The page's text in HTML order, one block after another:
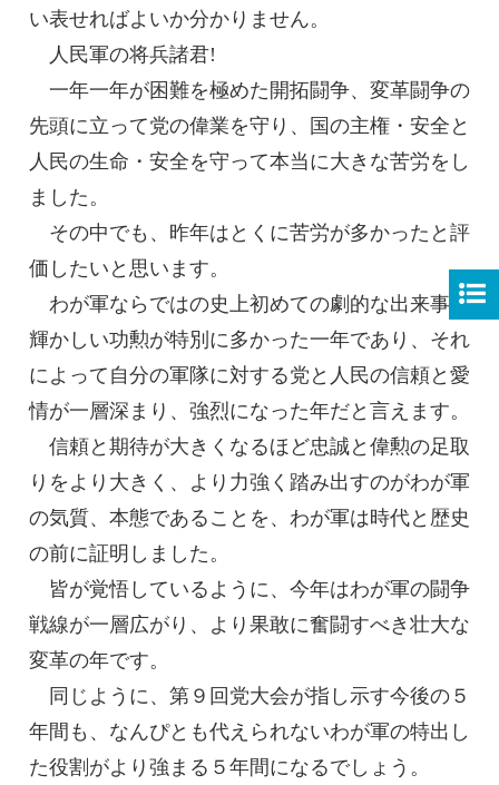
い表せればよいか分かりません。
人民軍の将兵諸君!
一年一年が困難を極めた開拓闘争、変革闘争の
先頭に立って党の偉業を守り、国の主権・安全と
人民の生命・安全を守って本当に大きな苦労をし
ました。
その中でも、昨年はとくに苦労が多かったと評
価したいと思います。
わが軍ならではの史上初めての劇的な出来事と
輝かしい功勲が特別に多かった一年であり、それ
によって自分の軍隊に対する党と人民の信頼と愛
情が一層深まり、強烈になった年だと言えます。
信頼と期待が大きくなるほど忠誠と偉勲の足取
りをより大きく、より力強く踏み出すのがわが軍
の気質、本態であることを、わが軍は時代と歴史
の前に証明しました。
皆が覚悟しているように、今年はわが軍の闘争
戦線が一層広がり、より果敢に奮闘すべき壮大な
変革の年です。
同じように、第９回党大会が指し示す今後の５
年間も、なんぴとも代えられないわが軍の特出し
た役割がより強まる５年間になるでしょう。